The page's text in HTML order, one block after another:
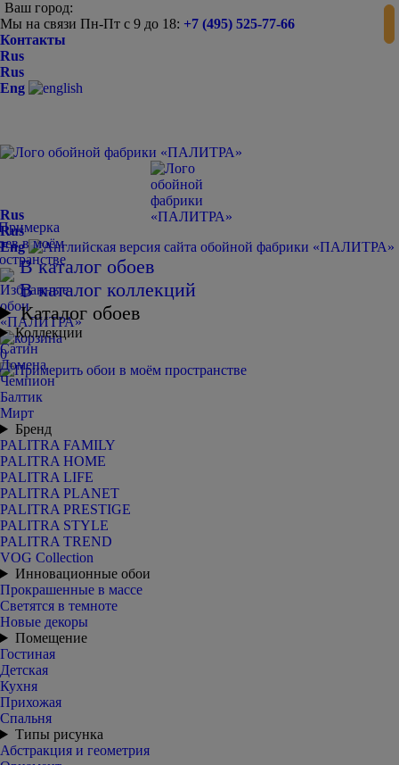
Ваш город:
Мы на связи Пн-Пт с 9 до 18: +7 (495) 525-77-66
Контакты
Rus
Rus
Eng
0
Rus
Rus
Eng
В каталог обоев
В каталог коллекций
Каталог обоев
Коллекции
Сатин
Домена
Чемпион
Балтик
Мирт
Бренд
PALITRA FAMILY
PALITRA HOME
PALITRA LIFE
PALITRA PLANET
PALITRA PRESTIGE
PALITRA STYLE
PALITRA TREND
VOG Collection
Инновационные обои
Прокрашенные в массе
Светятся в темноте
Новые декоры
Помещение
Гостиная
Детская
Кухня
Прихожая
Спальня
Типы рисунка
Абстракция и геометрия